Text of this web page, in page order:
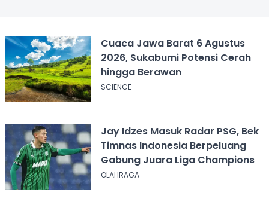
Cuaca Jawa Barat 6 Agustus
2026, Sukabumi Potensi Cerah
hingga Berawan
SCIENCE
Jay Idzes Masuk Radar PSG, Bek
Timnas Indonesia Berpeluang
Gabung Juara Liga Champions
OLAHRAGA